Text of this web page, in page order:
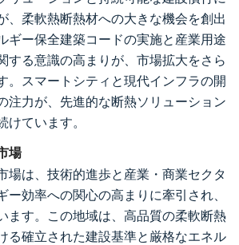
、柔軟熱断熱材への大きな機会を創出
ギー保全建築コードの実施と産業用途
する意識の高まりが、市場拡大をさら
。スマートシティと現代インフラの開
注力が、先進的な断熱ソリューション
けています。
場
場は、技術的進歩と産業・商業セクタ
ー効率への関心の高まりに牽引され、
ます。この地域は、高品質の柔軟断熱
る確立された建設基準と厳格なエネル